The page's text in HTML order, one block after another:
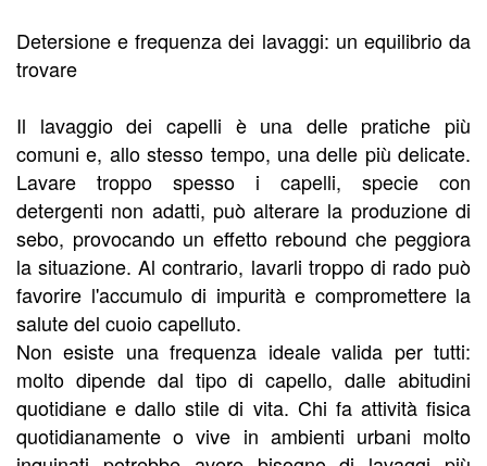
Detersione e frequenza dei lavaggi: un equilibrio da
trovare
Il lavaggio dei capelli è una delle pratiche più
comuni e, allo stesso tempo, una delle più delicate.
Lavare troppo spesso i capelli, specie con
detergenti non adatti, può alterare la produzione di
sebo, provocando un effetto rebound che peggiora
la situazione. Al contrario, lavarli troppo di rado può
favorire l'accumulo di impurità e compromettere la
salute del cuoio capelluto.
Non esiste una frequenza ideale valida per tutti:
molto dipende dal tipo di capello, dalle abitudini
quotidiane e dallo stile di vita. Chi fa attività fisica
quotidianamente o vive in ambienti urbani molto